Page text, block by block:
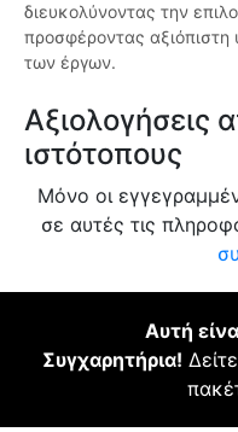
διευκολύνοντας την
προσφέροντας αξιόπιστη
των έργων.
Αξιολογήσεις
ιστότοπους
Μόνο οι
σε αυτές τις
Αυτή
Συγχαρητήρια!